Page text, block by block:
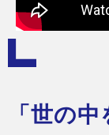
「世の